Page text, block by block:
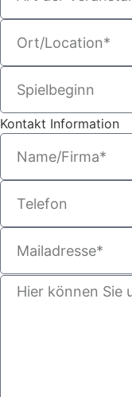
Kontakt Information